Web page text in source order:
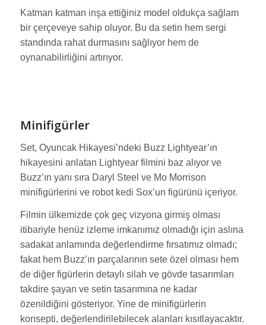
Katman katman inşa ettiğiniz model oldukça sağlam
bir çerçeveye sahip oluyor. Bu da setin hem sergi
standında rahat durmasını sağlıyor hem de
oynanabilirliğini artırıyor.
Minifigürler
Set, Oyuncak Hikayesi’ndeki Buzz Lightyear’ın
hikayesini anlatan Lightyear filmini baz alıyor ve
Buzz’ın yanı sıra Daryl Steel ve Mo Morrison
minifigürlerini ve robot kedi Sox’un figürünü içeriyor.
Filmin ülkemizde çok geç vizyona girmiş olması
itibariyle henüz izleme imkanımız olmadığı için aslına
sadakat anlamında değerlendirme fırsatımız olmadı;
fakat hem Buzz’ın parçalarının sete özel olması hem
de diğer figürlerin detaylı silah ve gövde tasarımları
takdire şayan ve setin tasarımına ne kadar
özenildiğini gösteriyor. Yine de minifigürlerin
konsepti, değerlendirilebilecek alanları kısıtlayacaktır.